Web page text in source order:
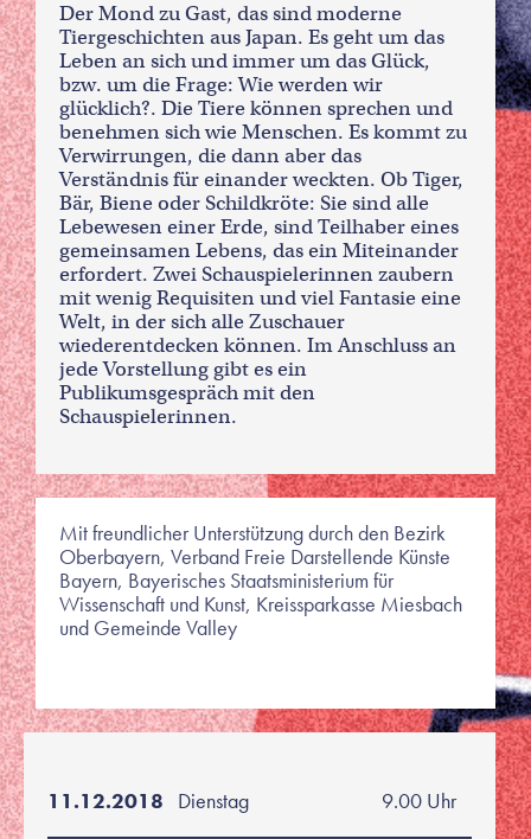
Der Mond zu Gast, das sind moderne
Tiergeschichten aus Japan. Es geht um das
Leben an sich und immer um das Glück,
bzw. um die Frage: Wie werden wir
glücklich?. Die Tiere können sprechen und
benehmen sich wie Menschen. Es kommt zu
Verwirrungen, die dann aber das
Verständnis für einander weckten. Ob Tiger,
Bär, Biene oder Schildkröte: Sie sind alle
Lebewesen einer Erde, sind Teilhaber eines
gemeinsamen Lebens, das ein Miteinander
erfordert. Zwei Schauspielerinnen zaubern
mit wenig Requisiten und viel Fantasie eine
Welt, in der sich alle Zuschauer
wiederentdecken können. Im Anschluss an
jede Vorstellung gibt es ein
Publikumsgespräch mit den
Schauspielerinnen.
Mit freundlicher Unterstützung durch den Bezirk
Oberbayern, Verband Freie Darstellende Künste
Bayern, Bayerisches Staatsministerium für
Wissenschaft und Kunst, Kreissparkasse Miesbach
und Gemeinde Valley
11.12.2018 Dienstag 9.00 Uhr